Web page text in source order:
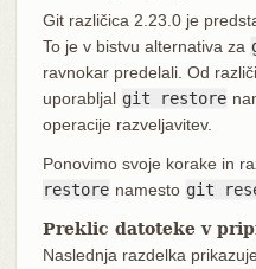
Git različica 2.23.0 je
To je v bistvu alternativa za
ravnokar predelali. Od
uporabljal git restore
operacije razveljavitev.
Ponovimo svoje korake in
restore namesto git
Preklic datoteke v
Naslednja razdelka